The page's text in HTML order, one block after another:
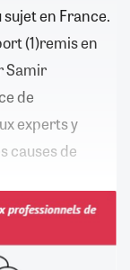
en France.
(1)remis en
Samir
de
experts y
causes de